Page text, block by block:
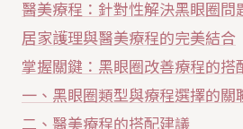
醫美療程：針對性解決黑眼圈問
居家護理與醫美療程的完美結合
掌握關鍵：黑眼圈改善療程的搭
一、黑眼圈類型與療程選擇的關
二、醫美療程的搭配建議